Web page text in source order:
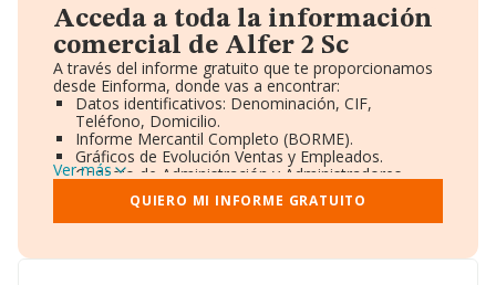
Acceda a toda la información
comercial de Alfer 2 Sc
A través del informe gratuito que te proporcionamos
desde Einforma, donde vas a encontrar:
Datos identificativos: Denominación, CIF,
Teléfono, Domicilio.
Informe Mercantil Completo (BORME).
Gráficos de Evolución Ventas y Empleados.
Consejo de Administración y Administradores.
Directivos y Ejecutivos.
Accionistas.
Participaciones y Vinculaciones en otras empresas.
Información oficial y registral complementaria.
Ver más
QUIERO MI INFORME GRATUITO